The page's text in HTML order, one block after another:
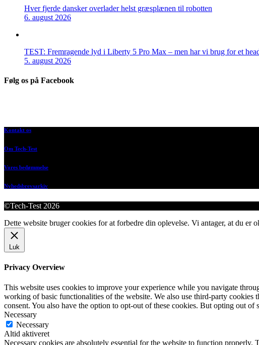
Hver fjerde dansker overlader helst græsplænen til robotten
6. august 2026
TEST: Fremragende lyd i Liberty 5 Pro Max – men har vi brug for et
5. august 2026
Følg os på Facebook
Kontakt os
Om Tech-Test
Vores bedømmelse
Nyhedsbrevsarkiv
©Tech-Test 2026
Dette website bruger cookies for at forbedre din oplevelse. Vi antager, at du er
Luk
Privacy Overview
This website uses cookies to improve your experience while you navigate
working of basic functionalities of the website. We also use third-party
consent. You also have the option to opt-out of these cookies. But opting out
Necessary
Necessary
Altid aktiveret
Necessary cookies are absolutely essential for the website to function